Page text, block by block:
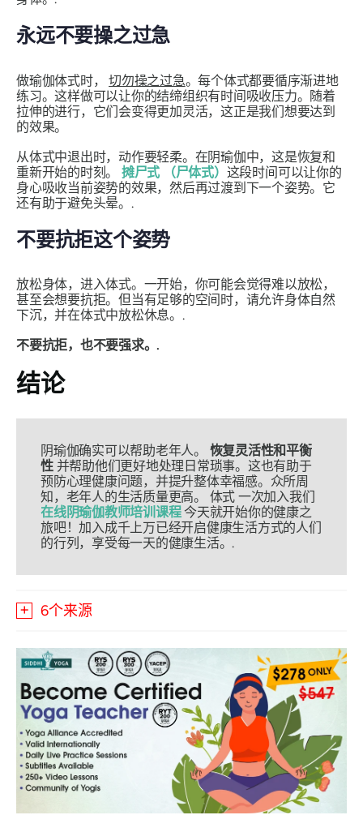
永远不要操之过急
做瑜伽体式时，切勿操之过急。每个体式都要循序渐进地
练习。这样做可以让你的结缔组织有时间吸收压力。随着
拉伸的进行，它们会变得更加灵活，这正是我们想要达到
的效果。
从体式中退出时，动作要轻柔。在阴瑜伽中，这是恢复和
重新开始的时刻。 摊尸式 （尸体式） 这段时间可以让你的
身心吸收当前姿势的效果，然后再过渡到下一个姿势。它
还有助于避免头晕。.
不要抗拒这个姿势
放松身体，进入体式。一开始，你可能会觉得难以放松，
甚至会想要抗拒。但当有足够的空间时，请允许身体自然
下沉，并在体式中放松休息。.
不要抗拒，也不要强求。.
结论
阴瑜伽确实可以帮助老年人。 恢复灵活性和平衡
性并帮助他们更好地处理日常琐事。这也有助于
预防心理健康问题，并提升整体幸福感。众所周
知，老年人的生活质量更高。 体式 一次加入我们
在线阴瑜伽教师培训课程今天就开始你的健康之
旅吧！加入成千上万已经开启健康生活方式的人们
的行列，享受每一天的健康生活。.
6个来源